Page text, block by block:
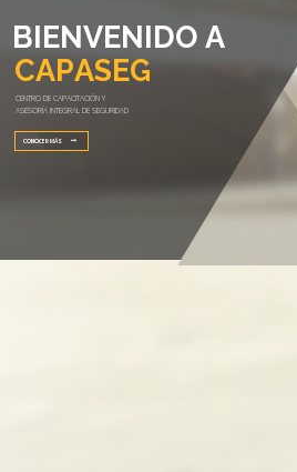
BIENVENIDO A
CAPASEG
CENTRO DE CAPACITACIÓN Y
ASESORÍA INTEGRAL DE SEGURIDAD
CONOCER MÁS